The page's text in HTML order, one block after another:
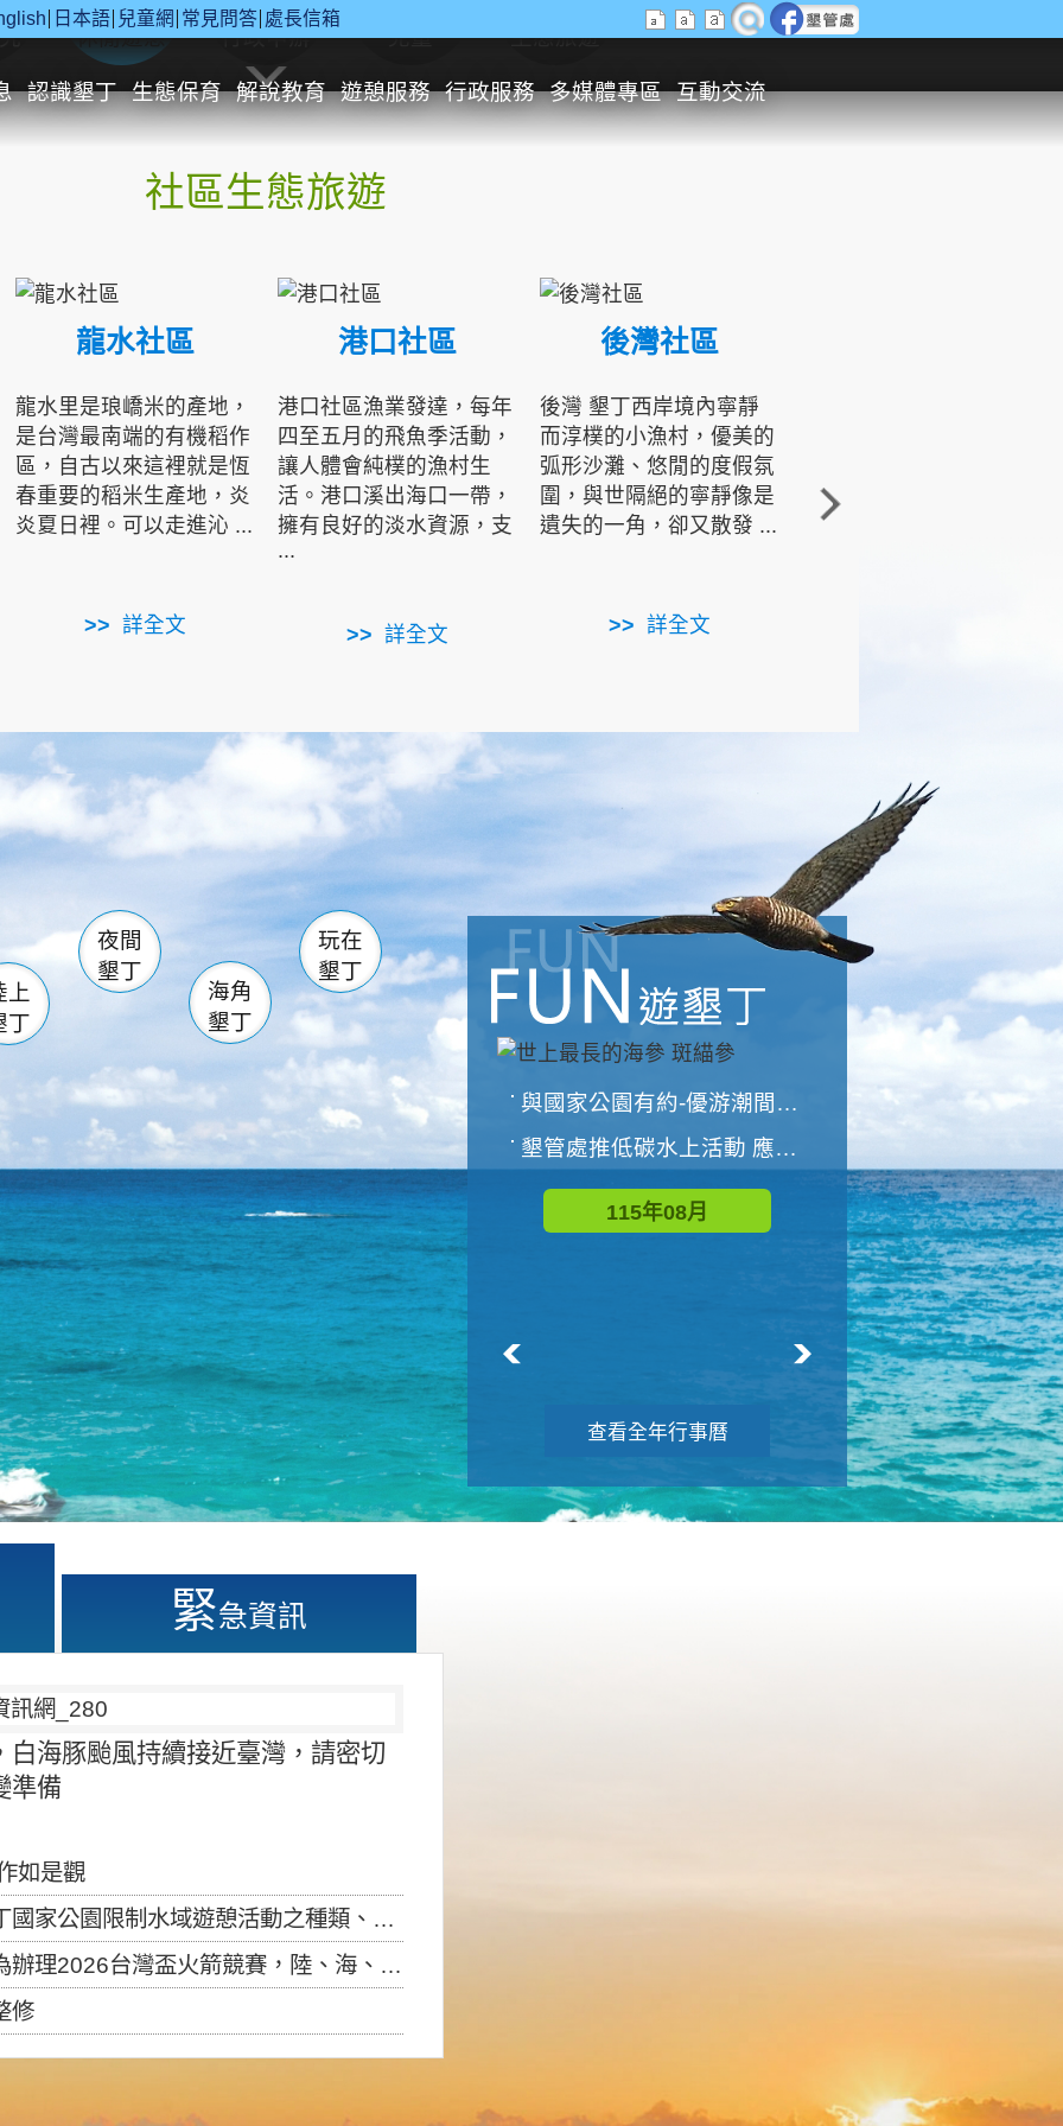
日本語 兒童網 常見問答 處長信箱
認識墾丁 生態保育 解說教育 遊憩服務 行政服務 多媒體專區 互動交流
休閒遊憩 行政申辦 兒童 生態旅遊
社區生態旅遊
龍水社區
龍水里是琅嶠米的產地，
是台灣最南端的有機稻作
區，自古以來這裡就是恆
春重要的稻米生產地，炎
炎夏日裡。可以走進沁 ...
詳全文
港口社區
港口社區漁業發達，每年
四至五月的飛魚季活動，
讓人體會純樸的漁村生
活。港口溪出海口一帶，
擁有良好的淡水資源，支
...
詳全文
後灣社區
後灣 墾丁西岸境內寧靜
而淳樸的小漁村，優美的
弧形沙灘、悠閒的度假氛
圍，與世隔絕的寧靜像是
遺失的一角，卻又散發 ...
詳全文
角的端點，冬季海浪拍打
著礁岸，旺盛的侵蝕作
南仁湖
滿州 佳樂水
森林遊樂區
墾管處遊客中心
社頂公園 風吹沙
船帆石 龍磐公園
香蕉灣 龍坑
鵝鑾鼻
上
丁
夜間
墾丁
海角
墾丁
玩在
墾丁
與國家公園有約-優游潮間探險者
墾管處推低碳水上活動 應屆畢業生限額免費參加
115年08月
世界地球清潔日 墾管處辦理「2026年墾丁國家公園沙灘淨灘活動
115年09月
查看全年行事曆
緊急資訊
海豚颱風持續接近臺灣，請密切
準備
如是觀
制水域遊憩活動之種類、範圍、時間及行為」，自即日生效。
盃火箭競賽，陸、海、空域警戒及協調相關事宜，因颱風備案事宜
修